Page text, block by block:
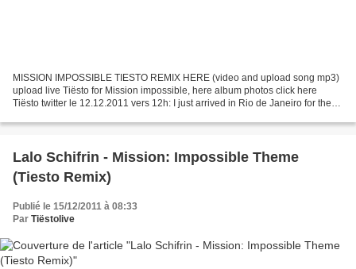
MISSION IMPOSSIBLE TIESTO REMIX HERE (video and upload song mp3)
upload live Tiësto for Mission impossible, here album photos click here
Tiësto twitter le 12.12.2011 vers 12h: I just arrived in Rio de Janeiro for the
Lalo Schifrin - Mission: Impossible Theme
(Tiesto Remix)
Publié le 15/12/2011 à 08:33
Par Tiëstolive